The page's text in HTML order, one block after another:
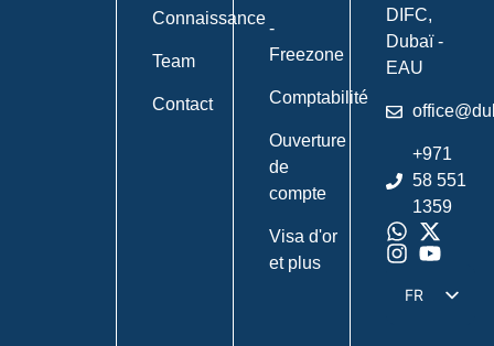
Connaissance
Team
Contact
-
Freezone
Comptabilité
Ouverture
de
compte
Visa d'or
et plus
DIFC,
Dubaï -
EAU
+971
58 551
1359
FR